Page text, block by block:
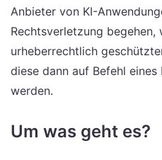
Anbieter von KI-
Rechtsverletzung begehen,
urheberrechtlich
diese dann auf Befehl
werden.
Um was geht es?